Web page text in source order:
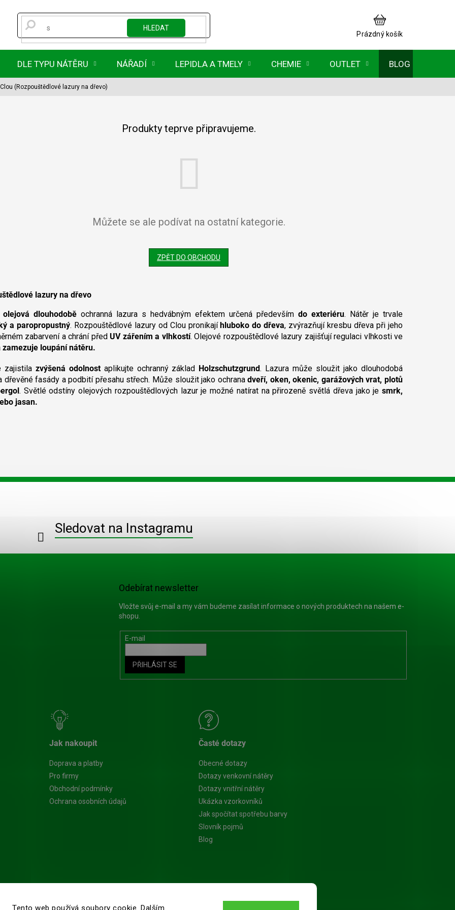
Tento web používá soubory cookie. Dalším
HLEDAT
NÁKUPNÍ
KOŠÍK
Prázdný košík
DLE TYPU NÁTĚRU NÁŘADÍ LEPIDLA A TMELY CHEMIE OUTLET BLOG
Clou (Rozpouštědlové lazury na dřevo)
Produkty teprve připravujeme.
Můžete se ale podívat na ostatní kategorie.
ZPĚT DO OBCHODU
lazury na dřevo
olejová dlouhodobě ochranná lazura s hedvábným efektem určená především do exteriéru. Nátěr je trvale
a paropropustný. Rozpouštědlové lazury od Clou pronikají hluboko do dřeva, zvýrazňují kresbu dřeva při jeho
zabarvení a chrání před UV zářením a vlhkostí. Olejové rozpouštědlové lazury zajišťují regulaci vlhkosti ve
zamezuje loupání nátěru.
zajistila zvýšená odolnostaplikujte ochranný základ Holzschutzgrund. Lazura může sloužit jako dlouhodobá
dřevěné fasády a podbití přesahu střech. Může sloužit jako ochranadveří, oken, okenic, garážových vrat, plotů
. Světlé odstíny olejových rozpouštědlových lazur je možné natírat na přirozeně světlá dřeva jako je smrk,
jasan.
Sledovat na Instagramu
Jak nakoupit
Doprava a platby
Pro firmy
Obchodní podmínky
Ochrana osobních údajů
Časté dotazy
Obecné dotazy
Dotazy venkovní nátěry
Dotazy vnitřní nátěry
Ukázka vzorkovníků
Jak spočítat spotřebu barvy
Slovník pojmů
Blog
Odebírat newsletter
Vložte svůj e-mail a my vám budeme zasílat informace o nových produktech na našem e-
shopu.
E-mail
PŘIHLÁSIT SE